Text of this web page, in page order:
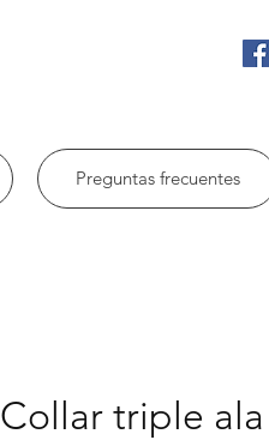
Preguntas frecuentes
Collar triple